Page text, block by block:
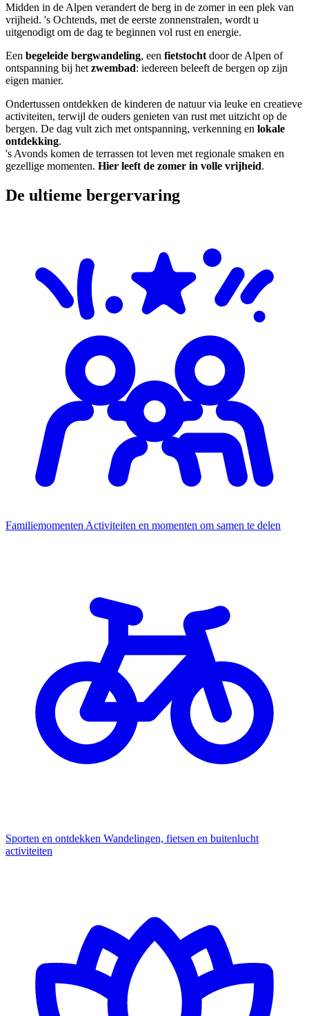
Midden in de Alpen verandert de berg in de zomer in een plek van
vrijheid. 's Ochtends, met de eerste zonnenstralen, wordt u
uitgenodigt om de dag te beginnen vol rust en energie.
Een begeleide bergwandeling, een fietstocht door de Alpen of
ontspanning bij het zwembad: iedereen beleeft de bergen op zijn
eigen manier.
Ondertussen ontdekken de kinderen de natuur via leuke en creatieve
activiteiten, terwijl de ouders genieten van rust met uitzicht op de
bergen. De dag vult zich met ontspanning, verkenning en lokale
ontdekking.
's Avonds komen de terrassen tot leven met regionale smaken en
gezellige momenten. Hier leeft de zomer in volle vrijheid.
De ultieme bergervaring
Familiemomenten Activiteiten en momenten om samen te delen
Sporten en ontdekken Wandelingen, fietsen en buitenlucht
activiteiten